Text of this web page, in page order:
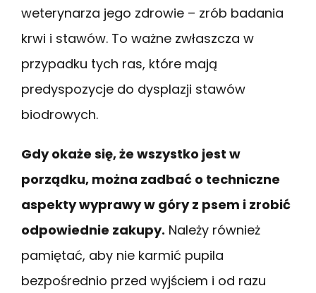
weterynarza jego zdrowie – zrób badania
krwi i stawów. To ważne zwłaszcza w
przypadku tych ras, które mają
predyspozycje do dysplazji stawów
biodrowych.
Gdy okaże się, że wszystko jest w
porządku, można zadbać o techniczne
aspekty wyprawy w góry z psem i zrobić
odpowiednie zakupy. Należy również
pamiętać, aby nie karmić pupila
bezpośrednio przed wyjściem i od razu